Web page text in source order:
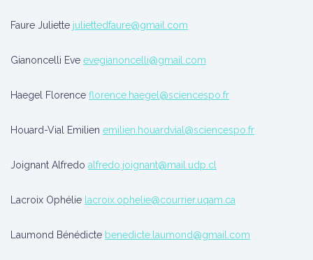
Faure Juliette juliettedfaure@gmail.com
Gianoncelli Eve evegianoncelli@gmail.com
Haegel Florence florence.haegel@sciencespo.fr
Houard-Vial Emilien emilien.houardvial@sciencespo.fr
Joignant Alfredo alfredo.joignant@mail.udp.cl
Lacroix Ophélie lacroix.ophelie@courrier.uqam.ca
Laumond Bénédicte benedicte.laumond@gmail.com